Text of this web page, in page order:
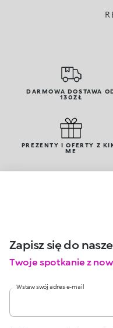
DARMOWA DOSTAWA
130ZŁ
PREZENTY I OFERTY Z
ME
Zapisz się do
Twoje spotkanie z
Wstaw swój adres e-mail